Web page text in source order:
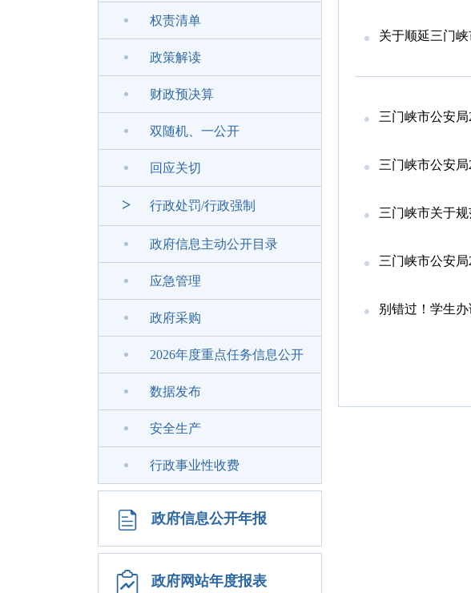
权责清单
政策解读
财政预决算
双随机、一公开
回应关切
> 行政处罚/行政强制
政府信息主动公开目录
应急管理
政府采购
2026年度重点任务信息公开
数据发布
安全生产
行政事业性收费
政府信息公开年报
政府网站年度报表
关于顺延三门
三门峡市公安
三门峡市公安
三门峡市关于
三门峡市公安
别错过！学生办